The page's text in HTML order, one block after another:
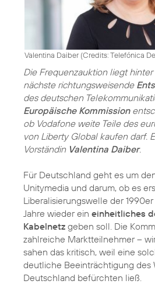
Valentina Daiber (Credits: Telefónica
Die Frequenzauktion liegt
nächste richtungsweisende
des deutschen
Europäische Kommission
ob Vodafone weite Teile des
von Liberty Global kaufen darf.
Vorständin Valentina Daiber.
Für Deutschland geht es um
Unitymedia und darum, ob es
Liberalisierungswelle der
Jahre wieder ein einheitliches
Kabelnetz geben soll. Die
zahlreiche Marktteilnehmer –
sahen das kritisch, weil eine
deutliche Beeinträchtigung des
Deutschland befürchten ließ.